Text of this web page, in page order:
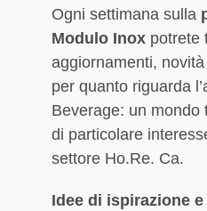
Ogni settimana sulla
Modulo Inox potrete
aggiornamenti,
per quanto riguarda
Beverage: un mondo
di particolare
settore Ho.Re. Ca.
Idee di ispirazione